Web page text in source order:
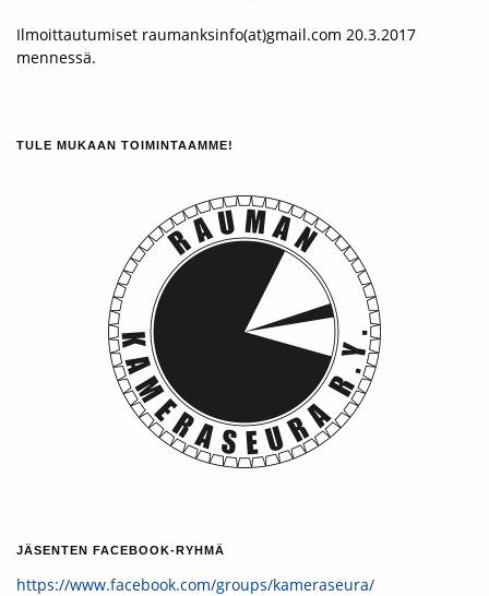
Ilmoittautumiset raumanksinfo(at)gmail.com 20.3.2017
mennessä.
TULE MUKAAN TOIMINTAAMME!
JÄSENTEN FACEBOOK-RYHMÄ
https://www.facebook.com/groups/kameraseura/